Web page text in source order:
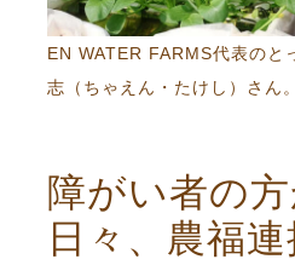
EN WATER FARMS代表のと
志（ちゃえん・たけし）さん
障がい者の
日々、農福連